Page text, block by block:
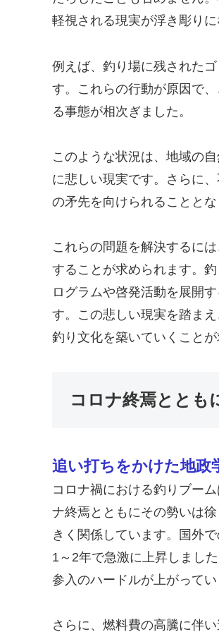
軽視される現実が浮き彫りに
例えば、釣り場に残された
す。これらの行動が原因で
る事態が相次ぎました。
このような状況は、地域の
に悲しい現実です。さらに
の矛先を向けられることと
これらの問題を解決するに
することが求められます。
ログラムや啓発活動を展開
す。この悲しい現実を踏ま
釣り文化を築いていくことが
コロナ終焉ととも
追い打ちをかけた地政
コロナ禍における釣りブー
ナ終焉とともにその勢いは
きく関係しています。国外
1～2年で急激に上昇しまし
参入のハードルが上がってい
さらに、燃料費の高騰に伴